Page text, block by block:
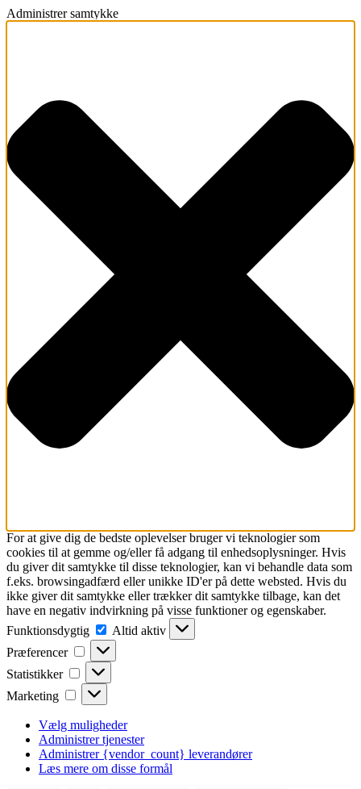
Administrer samtykke
For at give dig de bedste oplevelser bruger vi teknologier som
cookies til at gemme og/eller få adgang til enhedsoplysninger. Hvis
du giver dit samtykke til disse teknologier, kan vi behandle data som
f.eks. browsingadfærd eller unikke ID'er på dette websted. Hvis du
ikke giver dit samtykke eller trækker dit samtykke tilbage, kan det
have en negativ indvirkning på visse funktioner og egenskaber.
Funktionsdygtig
Funktionsdygtig
Altid aktiv
Præferencer
Præferencer
Statistikker Statistikker
Marketing Marketing
Vælg muligheder
Administrer tjenester
Administrer {vendor_count} leverandører
Læs mere om disse formål